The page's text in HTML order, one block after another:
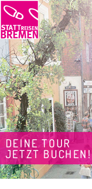
DEINE TOUR
JETZT BUCHEN!